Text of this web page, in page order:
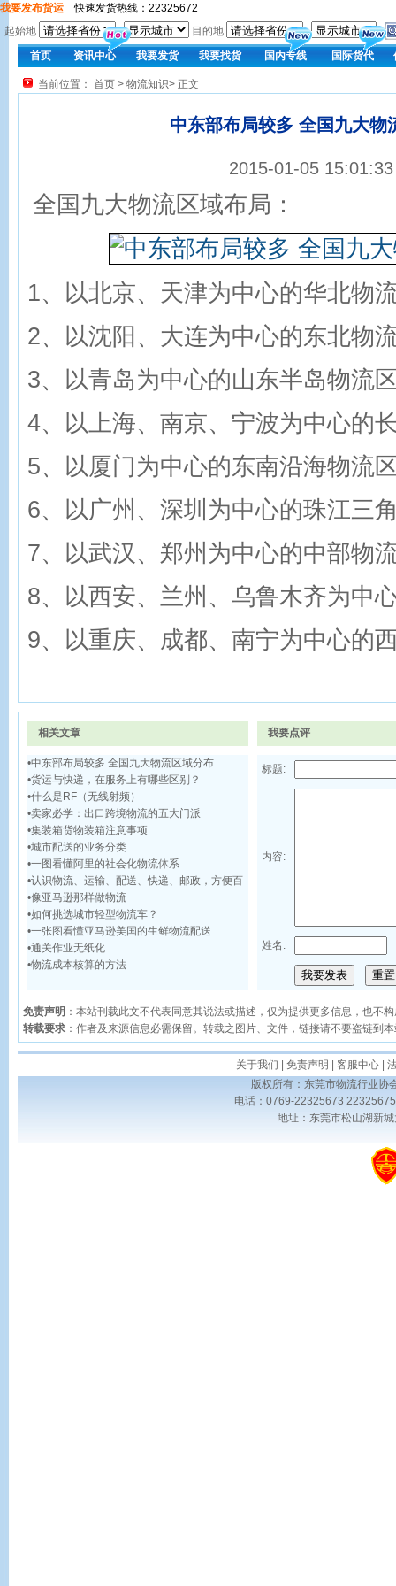
我要发布货运 快速发货热线：22325672
起始地
目的地
首页
资讯中心 我要发货 我要找货 国内专线 国际货代
当前位置： 首页 > 物流知识> 正文
中东部布局较多 全国九大物
2015-01-05
全国九大物流区域布局：
1、以北京、天津为中心的华北物
2、以沈阳、大连为中心的东北物
3、以青岛为中心的山东半岛物流
4、以上海、南京、宁波为中心的
5、以厦门为中心的东南沿海物流
6、以广州、深圳为中心的珠江三
7、以武汉、郑州为中心的中部物
8、以西安、兰州、乌鲁木齐为中
9、以重庆、成都、南宁为中心的
相关文章 我要点评
•中东部布局较多 全国九大物流区域分布
•货运与快递，在服务上有哪些区别？
•什么是RF（无线射频）
•卖家必学：出口跨境物流的五大门派
•集装箱货物装箱注意事项
•城市配送的业务分类
•一图看懂阿里的社会化物流体系
•认识物流、运输、配送、快递、邮政，方便百
•像亚马逊那样做物流
•如何挑选城市轻型物流车？
•一张图看懂亚马逊美国的生鲜物流配送
•通关作业无纸化
•物流成本核算的方法
标题:
内容:
姓名:
免责声明 ：本站刊载此文不代表同意其说法或描述，仅为提供更多信息，也不
转载要求 ：作者及来源信息必需保留。转载之图片、文件，链接请不要盗链到
关于我们 免责声明 客服中心|
版权所有：东莞市物流行业
电话：0769-22325673
地址：东莞市松山湖新